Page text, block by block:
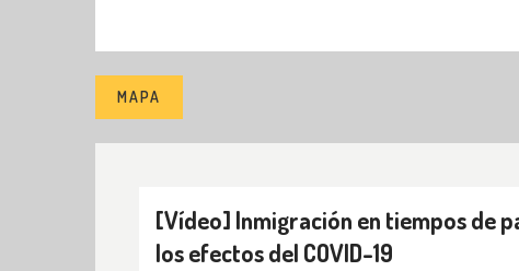
MAPA
[Vídeo] Inmigración en tiempos de
los efectos del COVID-19